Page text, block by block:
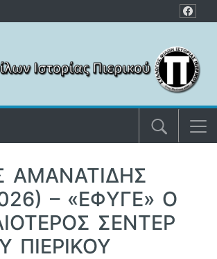
ΑΜΑΝΑΤΙΔΗΣ
– «ΕΦΥΓΕ» Ο
ΣΕΝΤΕΡ
ΠΙΕΡΙΚΟΥ